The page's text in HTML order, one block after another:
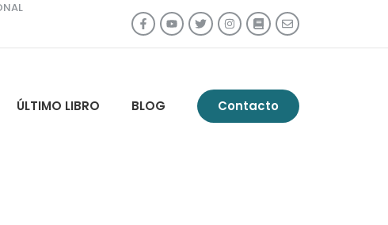
ÚLTIMO LIBRO BLOG Contacto